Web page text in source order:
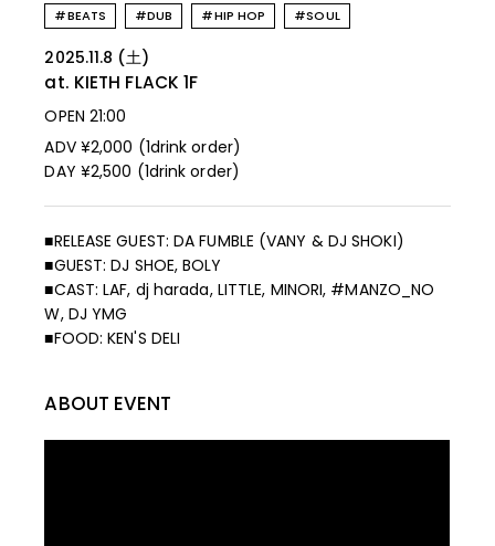
#BEATS #DUB #HIP HOP #SOUL
2025.11.8 (土)
at. KIETH FLACK 1F
OPEN 21:00
ADV ¥2,000 (1drink order)
DAY ¥2,500 (1drink order)
■RELEASE GUEST: DA FUMBLE (VANY & DJ SHOKI)
■GUEST: DJ SHOE, BOLY
■CAST: LAF, dj harada, LITTLE, MINORI, #MANZO_NO
W, DJ YMG
■FOOD: KEN'S DELI
ABOUT EVENT